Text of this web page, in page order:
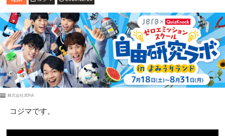
PR 株式会社JERA
コジマです。